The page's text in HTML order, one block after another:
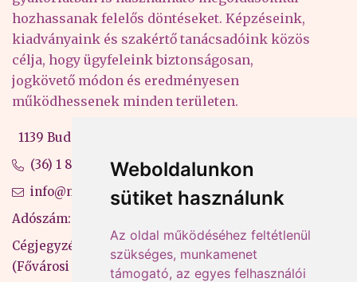
Weboldalunkon
sütiket használunk
Az oldal működéséhez feltétlenül
szükséges, munkamenet
támogató, az egyes felhasználói
hozhassanak felelős döntéseket. Képzéseink,
kiadványaink és szakértő tanácsadóink közös
célja, hogy ügyfeleink biztonságosan,
jogkövető módon és eredményesen
működhessenek minden területen.
1139 Budapest, Váci út 99-105. 4. em.
(36) 1 880 76 00
info@mprx.hu
Adószám: 13598145-2-41
Cégjegyzékszám: 01-09-883770
(Fővárosi Bíróság)